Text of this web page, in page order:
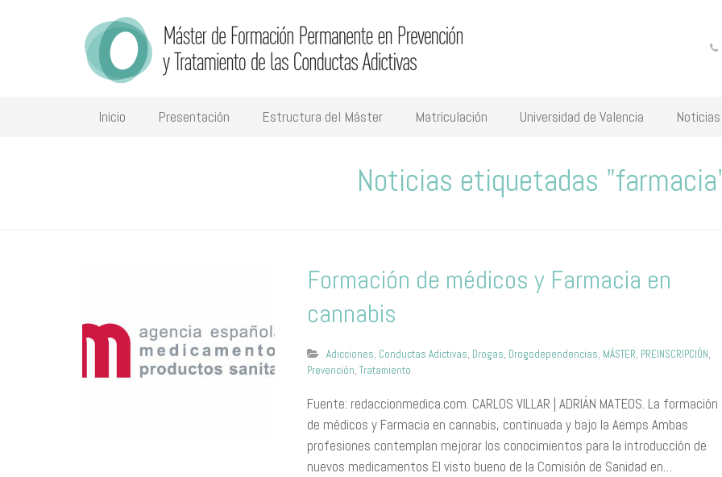
Inicio Presentación Estructura del Máster Matriculación Universidad de Valencia Noticias
Noticias etiquetadas
Formación de médicos y Farmacia en
cannabis
Adicciones, Conductas Adictivas, Drogas, Drogodependencias, MÁSTER, PREINSCRIPCIÓN,
Prevención,Tratamiento
Fuente: redaccionmedica.com. CARLOS VILLAR | ADRIÁN MATEOS. La formación
de médicos y Farmacia en cannabis, continuada y bajo la Aemps Ambas
profesiones contemplan mejorar los conocimientos para la introducción de
nuevos medicamentos El visto bueno de la Comisión de Sanidad en…